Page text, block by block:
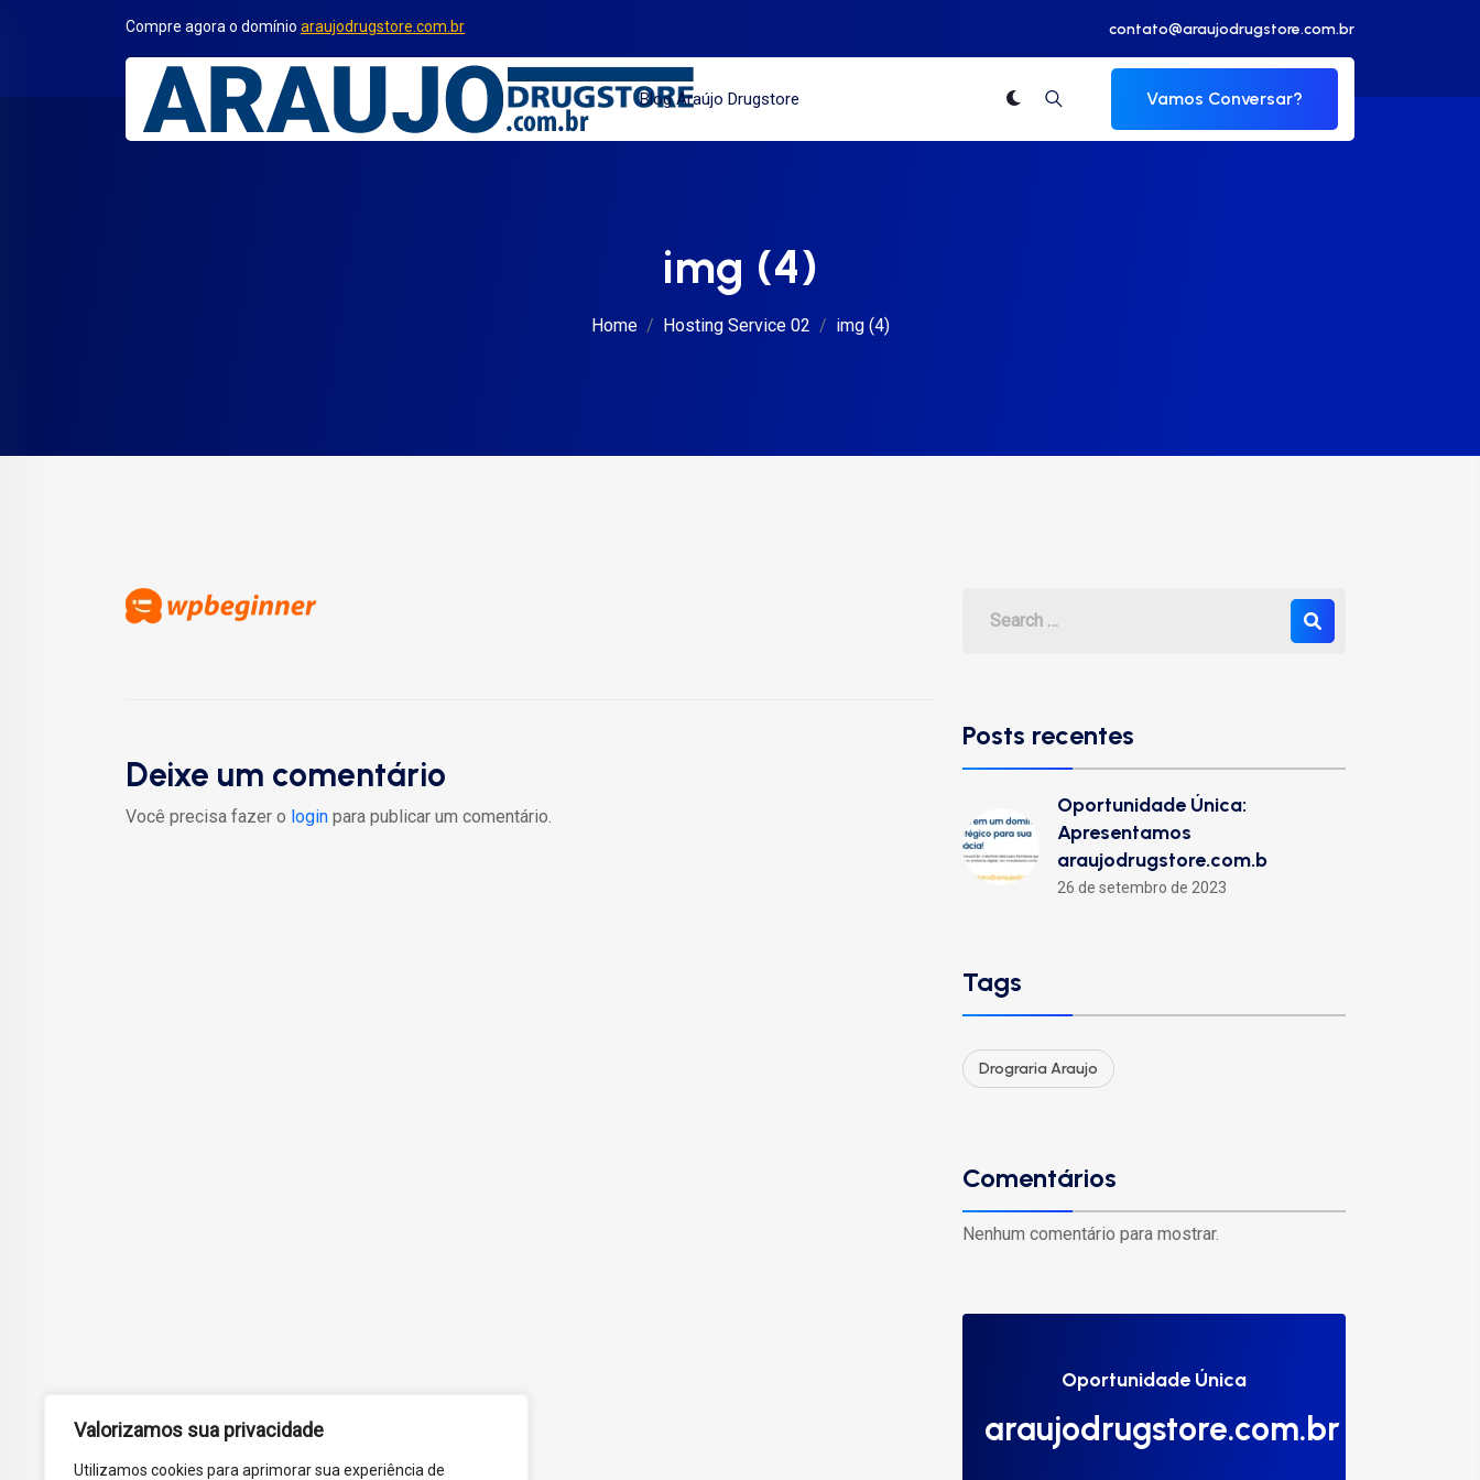
Valorizamos sua privacidade
Utilizamos cookies para aprimorar sua experiência de
Compre agora o domínio araujodrugstore.com.br contato@araujodrugstore.com.br
Blog Araújo Drugstore Vamos Conversar?
img (4)
Home Hosting Service 02 img (4)
Deixe um comentário
Você precisa fazer o login para publicar um comentário.
Posts recentes
Oportunidade Única:
Apresentamos
araujodrugstore.com.b
26 de setembro de 2023
Tags
Drograria Araujo
Comentários
Nenhum comentário para mostrar.
Oportunidade Única
araujodrugstore.com.br